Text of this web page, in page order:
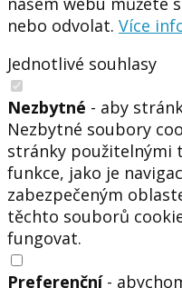
nebo odvolat. Více
Jednotlivé souhlasy
Nezbytné - aby
Nezbytné soubory
stránky použitelnými
funkce, jako je
zabezpečeným
těchto souborů
fungovat.
Preferenční-